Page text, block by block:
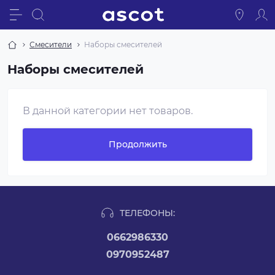
Смесители Наборы смесителей
Наборы смесителей
В данной категории нет товаров.
Продолжить
ТЕЛЕФОНЫ:
0662986330
0970952487